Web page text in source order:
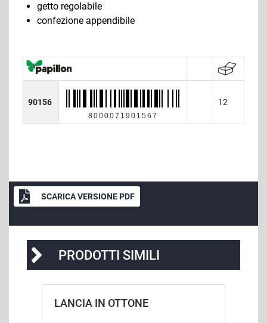
getto regolabile
confezione appendibile
90156
8000071901567
12
SCARICA VERSIONE PDF
PRODOTTI SIMILI
LANCIA IN OTTONE